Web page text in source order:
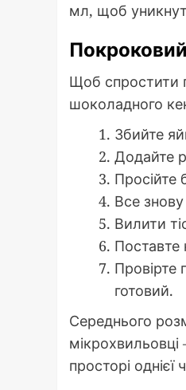
мл, щоб
Щоб спростити
шоколадного
Збийте
Додайте
Просійте
Все
Вилити
Поставте
Провірте
готовий.
Середнього
просторі однієї